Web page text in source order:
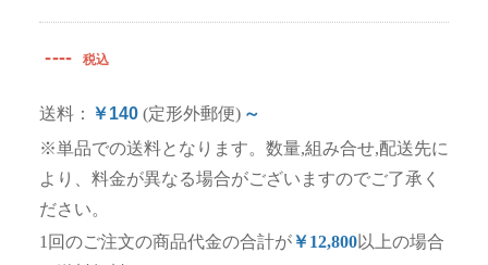
---- 税込
送料： ￥140 (定形外郵便) ～
※単品での送料となります。数量,組み合せ,配送先に
より、料金が異なる場合がございますのでご了承く
ださい。
1回のご注文の商品代金の合計が￥12,800以上の場合